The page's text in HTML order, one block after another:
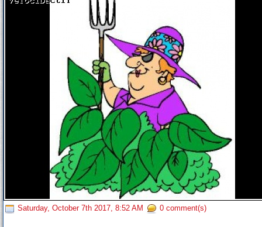
Saturday, October 7th 2017, 8:52 AM 0 comment(s)